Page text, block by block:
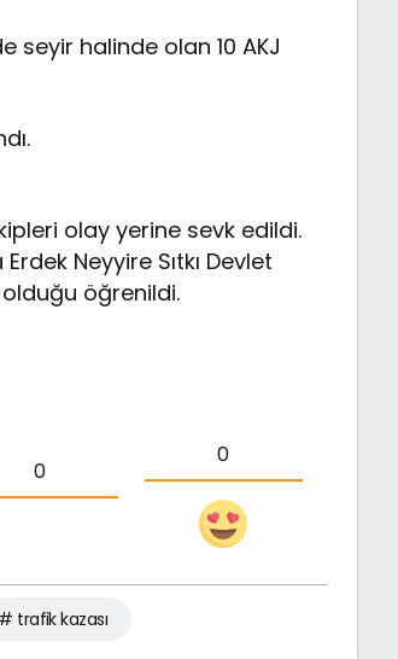
seyir halinde olan 10 AKJ
olay yerine sevk edildi.
Neyyire Sıtkı Devlet
olduğu öğrenildi.
0
0
# trafik kazası